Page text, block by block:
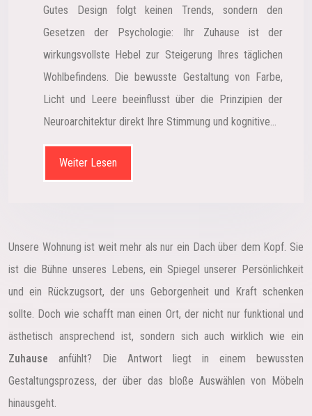
Gutes Design folgt keinen Trends, sondern den
Gesetzen der Psychologie: Ihr Zuhause ist der
wirkungsvollste Hebel zur Steigerung Ihres täglichen
Wohlbefindens. Die bewusste Gestaltung von Farbe,
Licht und Leere beeinflusst über die Prinzipien der
Neuroarchitektur direkt Ihre Stimmung und kognitive…
Weiter Lesen
Unsere Wohnung ist weit mehr als nur ein Dach über dem Kopf. Sie
ist die Bühne unseres Lebens, ein Spiegel unserer Persönlichkeit
und ein Rückzugsort, der uns Geborgenheit und Kraft schenken
sollte. Doch wie schafft man einen Ort, der nicht nur funktional und
ästhetisch ansprechend ist, sondern sich auch wirklich wie ein
Zuhause anfühlt? Die Antwort liegt in einem bewussten
Gestaltungsprozess, der über das bloße Auswählen von Möbeln
hinausgeht.